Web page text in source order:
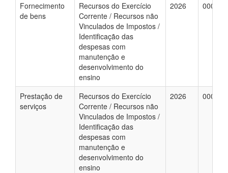
Fornecimento
de bens
Recursos do Exercício
Corrente / Recursos não
Vinculados de Impostos /
Identificação das
despesas com
manutenção e
desenvolvimento do
ensino
2026
Prestação de
serviços
Recursos do Exercício
Corrente / Recursos não
Vinculados de Impostos /
Identificação das
despesas com
manutenção e
desenvolvimento do
ensino
2026